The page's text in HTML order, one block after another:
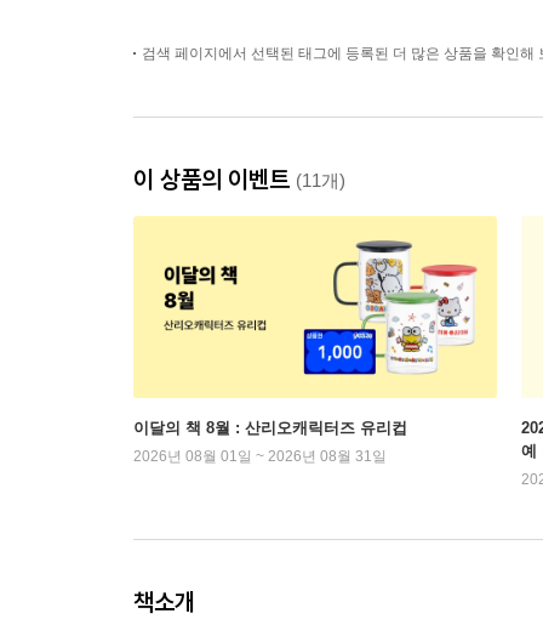
검색 페이지에서 선택된 태그에 등록된 더 많은 상품을 확인해
이 상품의 이벤트 (11개)
이달의 책 8월 : 산리오캐릭터즈 유리컵
2026년 08월 01일 ~ 2026년 08월 31일
예
책소개